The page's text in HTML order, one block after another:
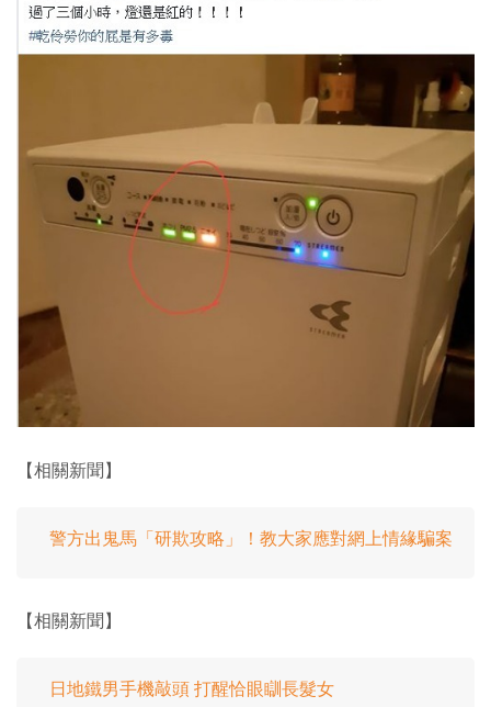
【相關新聞】
警方出鬼馬「研欺攻略」！教大家應對網上情緣騙案
【相關新聞】
日地鐵男手機敲頭 打醒恰眼瞓長髮女